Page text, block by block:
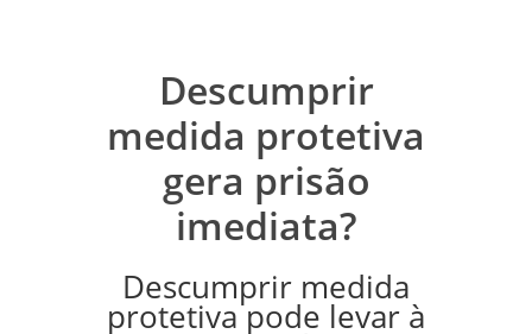
Descumprir
medida protetiva
gera prisão
imediata?
Descumprir medida
protetiva pode levar à